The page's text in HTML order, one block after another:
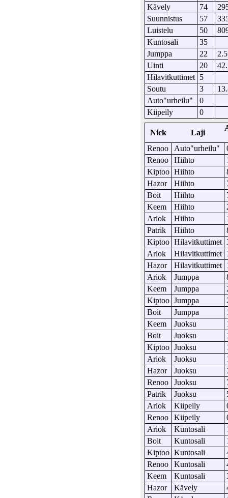
Kävely
74
Suunnistus
57
Luistelu
50
Kuntosali
35
Jumppa
22
2.5
Uinti
20
Hilavitkuttimet 5
Soutu
3
Auto"urheilu"
0
Kiipeily
0
Nick Laji
Renoo Auto"urheilu"
Renoo
Hiihto
Kiptoo Hiihto
Hazor
Hiihto
Boit
Hiihto
Keem
Hiihto
Ariok
Hiihto
Patrik
Hiihto
Kiptoo Hilavitkuttimet
Ariok
Hilavitkuttimet
Hazor
Hilavitkuttimet
Ariok
Jumppa
Keem
Jumppa
Kiptoo Jumppa
Boit
Jumppa
Keem
Juoksu
Boit
Juoksu
Kiptoo Juoksu
Ariok
Juoksu
Hazor
Juoksu
Renoo
Juoksu
Patrik
Juoksu
Ariok
Kiipeily
Renoo
Kiipeily
Ariok
Kuntosali
Boit
Kuntosali
Kiptoo Kuntosali
Renoo
Kuntosali
Keem
Kuntosali
Hazor
Kävely